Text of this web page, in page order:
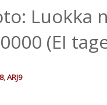
Luokka
(EI
,ARJ9